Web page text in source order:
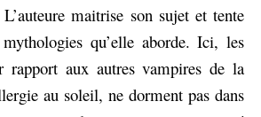
maitrise son sujet et tente
qu’elle aborde. Ici, les
rapport aux autres vampires de la
au soleil, ne dorment pas dans